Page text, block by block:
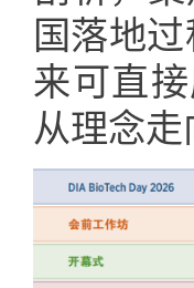
国落地
来可直
从理念